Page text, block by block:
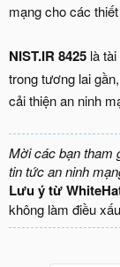
mạng cho các thiết
NIST.IR 8425 là
trong tương lai
cải thiện an ninh
Mời các bạn tham
tin tức an ninh
Lưu ý từ
không làm điều